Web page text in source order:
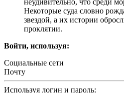
неудивительно, что среди
Некоторые суда словно
звездой, а их истории
проклятии.
Войти, используя:
Социальные сети
Почту
Используя логин и пароль: